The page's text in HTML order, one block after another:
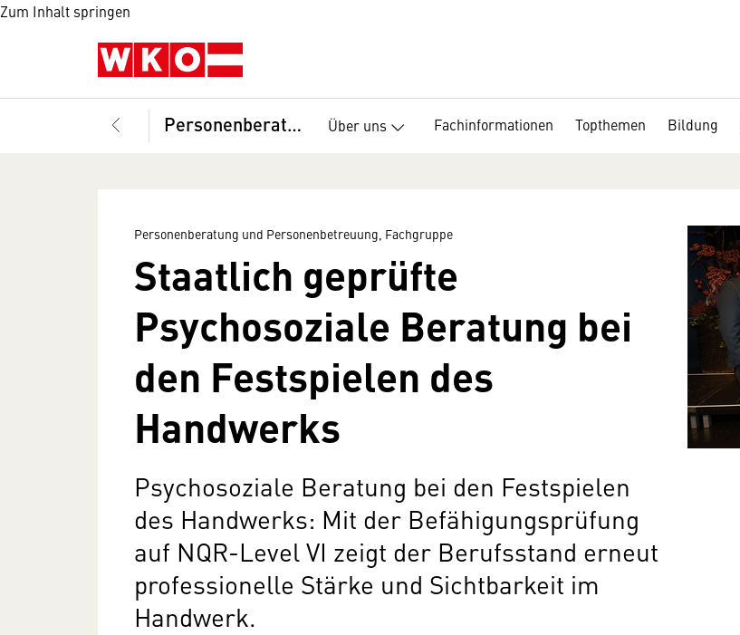
Zum Inhalt springen
Personenberatung und Personenbetreuung, Fachgruppe Über uns Fachinformationen Topthemen Bildung
Personenberatung und Personenbetreuung, Fachgruppe
Staatlich geprüfte
Psychosoziale Beratung bei
den Festspielen des
Handwerks
Psychosoziale Beratung bei den Festspielen
des Handwerks: Mit der Befähigungsprüfung
auf NQR-Level VI zeigt der Berufsstand erneut
professionelle Stärke und Sichtbarkeit im
Handwerk.